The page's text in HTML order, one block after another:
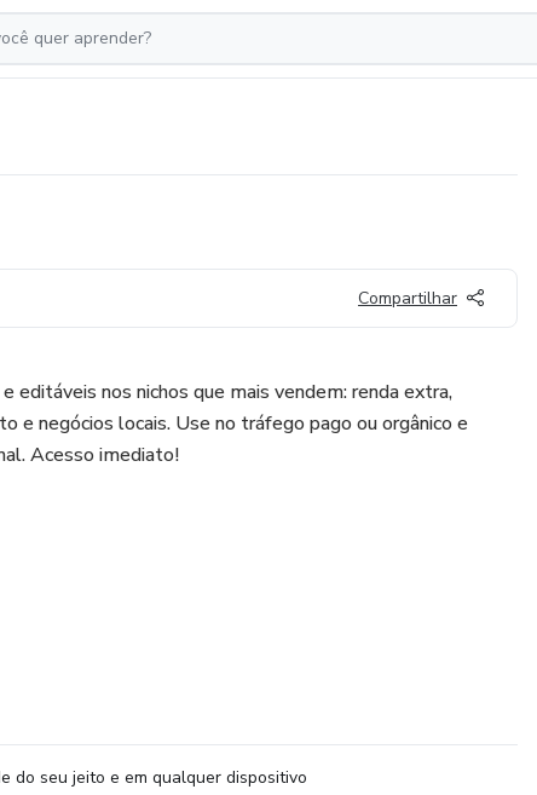
Compartilhar
editáveis nos nichos que mais vendem: renda extra,
e negócios locais. Use no tráfego pago ou orgânico e
Acesso imediato!
do seu jeito e em qualquer dispositivo